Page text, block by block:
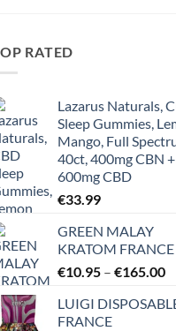
RATED
Lazarus Naturals,
Sleep Gummies,
Mango, Full
40ct, 400mg CBN +
600mg CBD
€33.99
GREEN MALAY
KRATOM FRANCE
€10.95 – €165.00
LUIGI
FRANCE